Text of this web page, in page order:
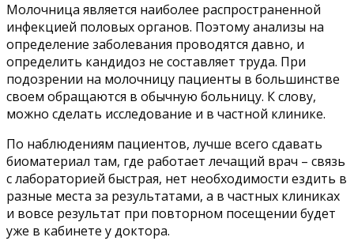
Молочница является наиболее распространенной
инфекцией половых органов. Поэтому анализы на
определение заболевания проводятся давно, и
определить кандидоз не составляет труда. При
подозрении на молочницу пациенты в большинстве
своем обращаются в обычную больницу. К слову,
можно сделать исследование и в частной клинике.
По наблюдениям пациентов, лучше всего сдавать
биоматериал там, где работает лечащий врач – связь
с лабораторией быстрая, нет необходимости ездить в
разные места за результатами, а в частных клиниках
и вовсе результат при повторном посещении будет
уже в кабинете у доктора.